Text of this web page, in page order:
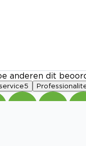
anderen dit
5